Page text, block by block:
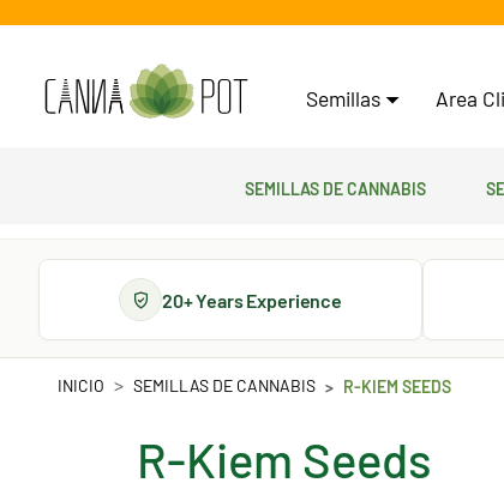
Semillas Area
Semillas de cannabis
20+ Years Experience
INICIO SEMILLAS DE CANNABIS R-KIEM SEEDS
R-Kiem Seeds